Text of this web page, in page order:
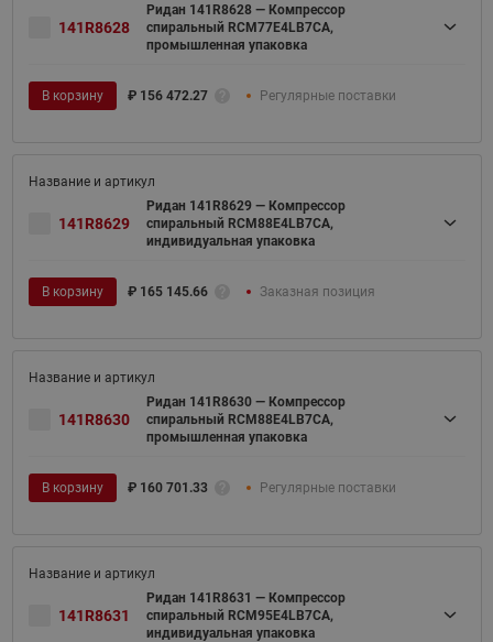
141R8628
Ридан 141R8628 — Компрессор
спиральный RCM77E4LB7CA,
промышленная упаковка
В корзину ₽ 156 472.27 Регулярные поставки
141R8629
Ридан 141R8629 — Компрессор
спиральный RCM88E4LB7CA,
индивидуальная упаковка
В корзину ₽ 165 145.66 Заказная позиция
141R8630
Ридан 141R8630 — Компрессор
спиральный RCM88E4LB7CA,
промышленная упаковка
В корзину ₽ 160 701.33 Регулярные поставки
141R8631
Ридан 141R8631 — Компрессор
спиральный RCM95E4LB7CA,
индивидуальная упаковка